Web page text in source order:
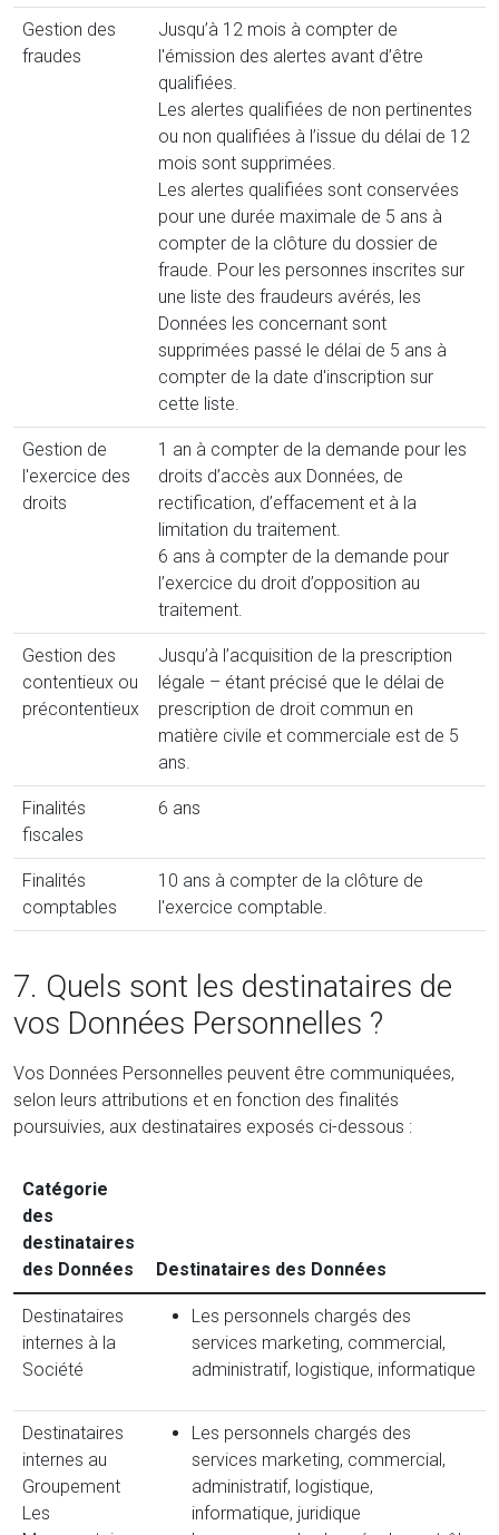
Gestion des
fraudes
Jusqu’à 12 mois à compter de
l'émission des alertes avant d’être
qualifiées.
Les alertes qualifiées de non pertinentes
ou non qualifiées à l’issue du délai de 12
mois sont supprimées.
Les alertes qualifiées sont conservées
pour une durée maximale de 5 ans à
compter de la clôture du dossier de
fraude. Pour les personnes inscrites sur
une liste des fraudeurs avérés, les
Données les concernant sont
supprimées passé le délai de 5 ans à
compter de la date d'inscription sur
cette liste.
Gestion de
l'exercice des
droits
1 an à compter de la demande pour les
droits d’accès aux Données, de
rectification, d’effacement et à la
limitation du traitement.
6 ans à compter de la demande pour
l’exercice du droit d’opposition au
traitement.
Gestion des
contentieux ou
précontentieux
Jusqu’à l’acquisition de la prescription
légale – étant précisé que le délai de
prescription de droit commun en
matière civile et commerciale est de 5
ans.
Finalités
fiscales
6 ans
Finalités
comptables
10 ans à compter de la clôture de
l'exercice comptable.
7. Quels sont les destinataires de
vos Données Personnelles ?
Vos Données Personnelles peuvent être communiquées,
selon leurs attributions et en fonction des finalités
poursuivies, aux destinataires exposés ci-dessous :
Catégorie
des
destinataires
des Données
Destinataires des Données
Destinataires
internes à la
Société
Les personnels chargés des
services marketing, commercial,
administratif, logistique, informatique
Destinataires
internes au
Groupement
Les
Les personnels chargés des
services marketing, commercial,
administratif, logistique,
informatique, juridique